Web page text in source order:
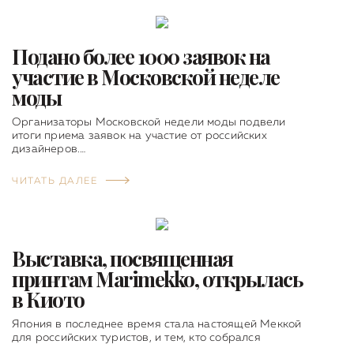
Подано более 1000 заявок на
участие в Московской неделе
моды
Организаторы Московской недели моды подвели
итоги приема заявок на участие от российских
дизайнеров.…
ЧИТАТЬ ДАЛЕЕ
Выставка, посвященная
принтам Marimekko, открылась
в Киото
Япония в последнее время стала настоящей Меккой
для российских туристов, и тем, кто собрался